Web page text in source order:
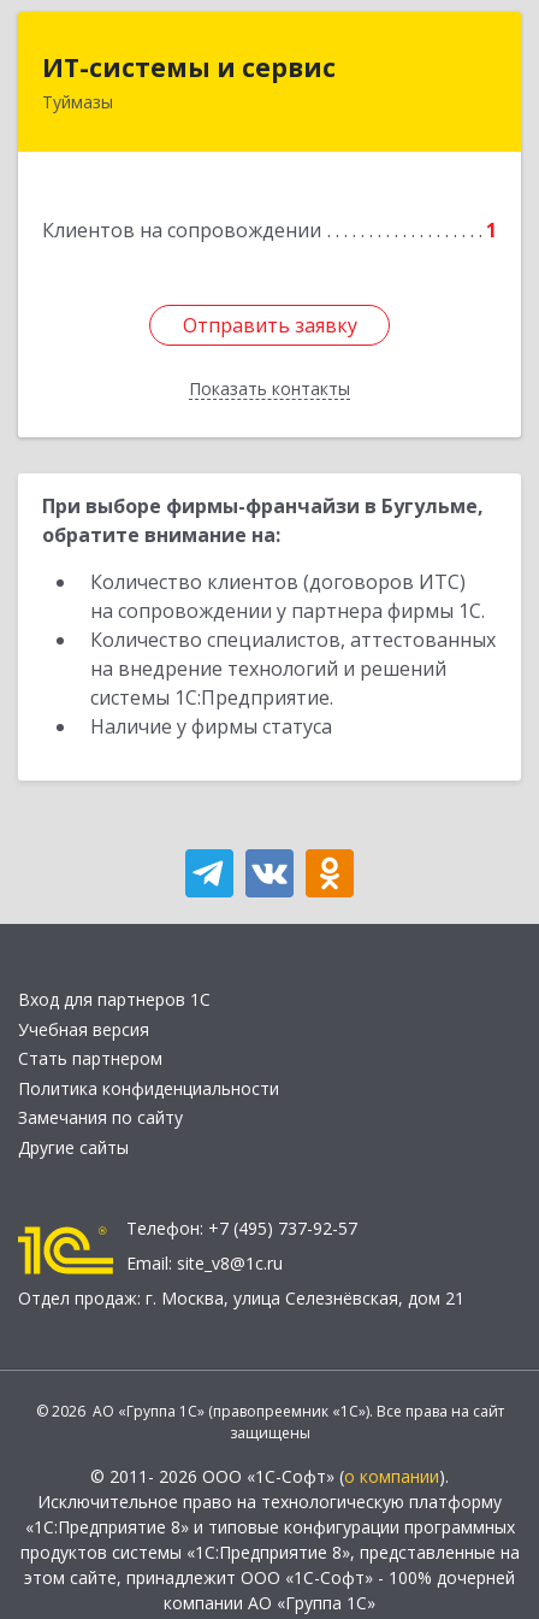
ИТ-системы и сервис
Туймазы
Клиентов на сопровождении 1
Отправить заявку
Показать контакты
Подробнее
Отправить заявку
Назад
При выборе фирмы-франчайзи в Бугульме,
обратите внимание на:
Количество клиентов (договоров ИТС)
на сопровождении у партнера фирмы 1С.
Количество специалистов, аттестованных
на внедрение технологий и решений
системы 1С:Предприятие.
Наличие у фирмы статуса
Вход для партнеров 1С
Учебная версия
Стать партнером
Политика конфиденциальности
Замечания по сайту
Другие сайты
Телефон: +7 (495) 737-92-57
Email: site_v8@1c.ru
Отдел продаж: г. Москва, улица Селезнёвская, дом 21
© 2026 АО «Группа 1С» (правопреемник «1С»). Все права на сайт
защищены
© 2011- 2026 ООО «1С-Софт» (о компании).
Исключительное право на технологическую платформу
«1С:Предприятие 8» и типовые конфигурации программных
продуктов системы «1С:Предприятие 8», представленные на
этом сайте, принадлежит ООО «1С-Софт» - 100% дочерней
компании АО «Группа 1С»